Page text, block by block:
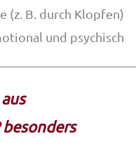
(z. B. durch Klopfen)
und psychisch